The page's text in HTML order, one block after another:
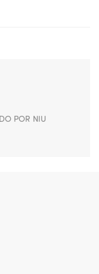
POR NIU